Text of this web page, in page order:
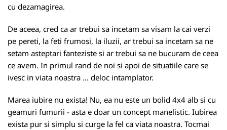
cu dezamagirea.
De aceea, cred ca ar trebui sa incetam sa visam la cai verzi
pe pereti, la feti frumosi, la iluzii, ar trebui sa incetam sa ne
setam asteptari fanteziste si ar trebui sa ne bucuram de ceea
ce avem. In primul rand de noi si apoi de situatiile care se
ivesc in viata noastra ... deloc intamplator.
Marea iubire nu exista! Nu, ea nu este un bolid 4x4 alb si cu
geamuri fumurii - asta e doar un concept manelistic. Iubirea
exista pur si simplu si curge la fel ca viata noastra. Tocmai